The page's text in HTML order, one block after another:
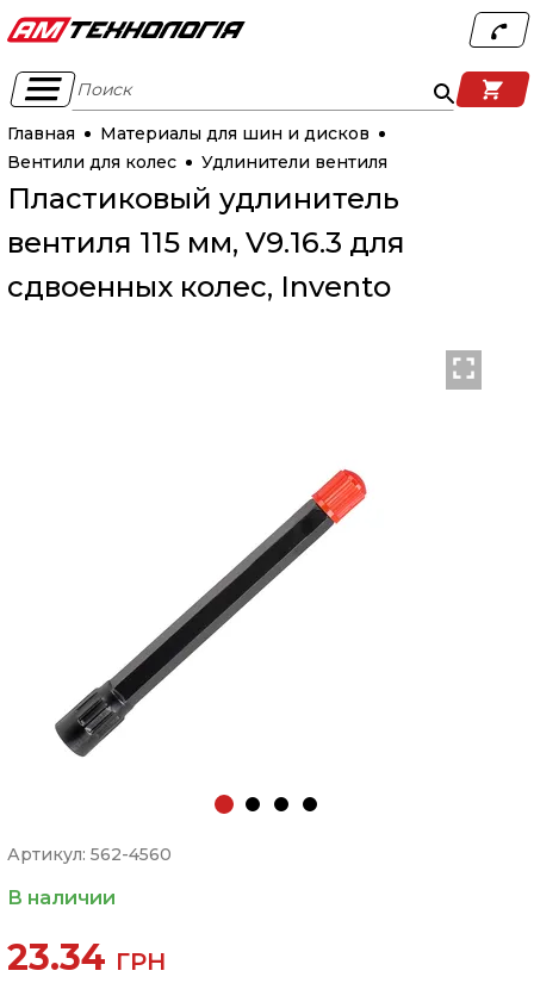
Поиск
Главная
Материалы для шин и дисков
Вентили для колес
Удлинители вентиля
Пластиковый удлинитель
вентиля 115 мм, V9.16.3 для
сдвоенных колес, Invento
Артикул: 562-4560
В наличии
23.34 ГРН